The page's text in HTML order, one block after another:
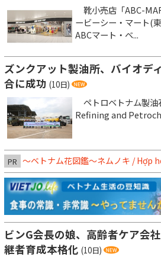
靴小売店「ABC-
ービーシー・マート(
ABCマート・ベ...
ズンクアット製油所、バイオデ
合に成功 (10日)
ペトロベトナム製
Refining and
PR ～ベトナム花図鑑～ネムノキ / Hợp
ビンG会長の娘、高齢者ケア会
継者育成本格化 (10日)